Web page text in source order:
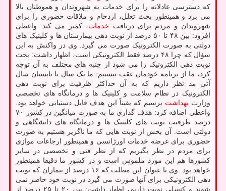
که دسترسی عادلانه را برای خدمات به شهروندان و هموطنان بالا
می برد و همینطور بحث تعلل، ازدحام و ملاقات حضوری را برای
شهروندان و مردم برای دریافت خدمات، کمتر می کند. واعظی
افزود: بین ۴۸ تا ۵۰ درصد از نوبت دهی بیمارستان ها و کلینیک های
دولتی به صورت الکترونیک صورت می گیرد. وی در واکنش به این
سؤال که چرا ۴۸ درصد فقط الکترونیکی است، اظهار داشت: بحث
نوبت دهی الکترونیک را می شود از جنبه های مختلف به آن توجه
کرد، ما از برنامه خودمان عقب نیستیم. ما یک سال تا تابستان سال
آتی مد نظر داریم که به آن حداکثر ظرفیت برای نوبت دهی
الکترونیک در نظام سلامت و کلینیک ها و درمانگاه های تخصصی
وزارت بهداشت برسیم که یقیناً این هدف قابل دستیابی خواهد بود.
واعظی اضافه کرد: هدف گذاری ما به صورت میانگین در کشور ۷۰
درصد ظرفیت نوبت های کلینیک ها و درمانگاه های دانشگاهی و
دولتی است. آن بخش از نوبت هایی که ما ناگزیر هستیم به صورت
حضوری برای عرضه خدمات اورژانسی و همینطور ارجاعات موازی
برای مردم در نظر بگیریم که از نظر فنی و تخصصی در سایر
کشورها هم این مورد ملموس است و در کشور ما دقیقا همینطور
خواهد بود. وی با عنوان این مطلب که ۱۶ درصد از بیماران که نوبت
دهی الکترونیکی برای آنها صورت می گیرد در نوبت خود حاضر نمی
شوند و کنسلی نوبت داریم، اظهار داشت: بین ۲۰ تا ۲۵ درصد از